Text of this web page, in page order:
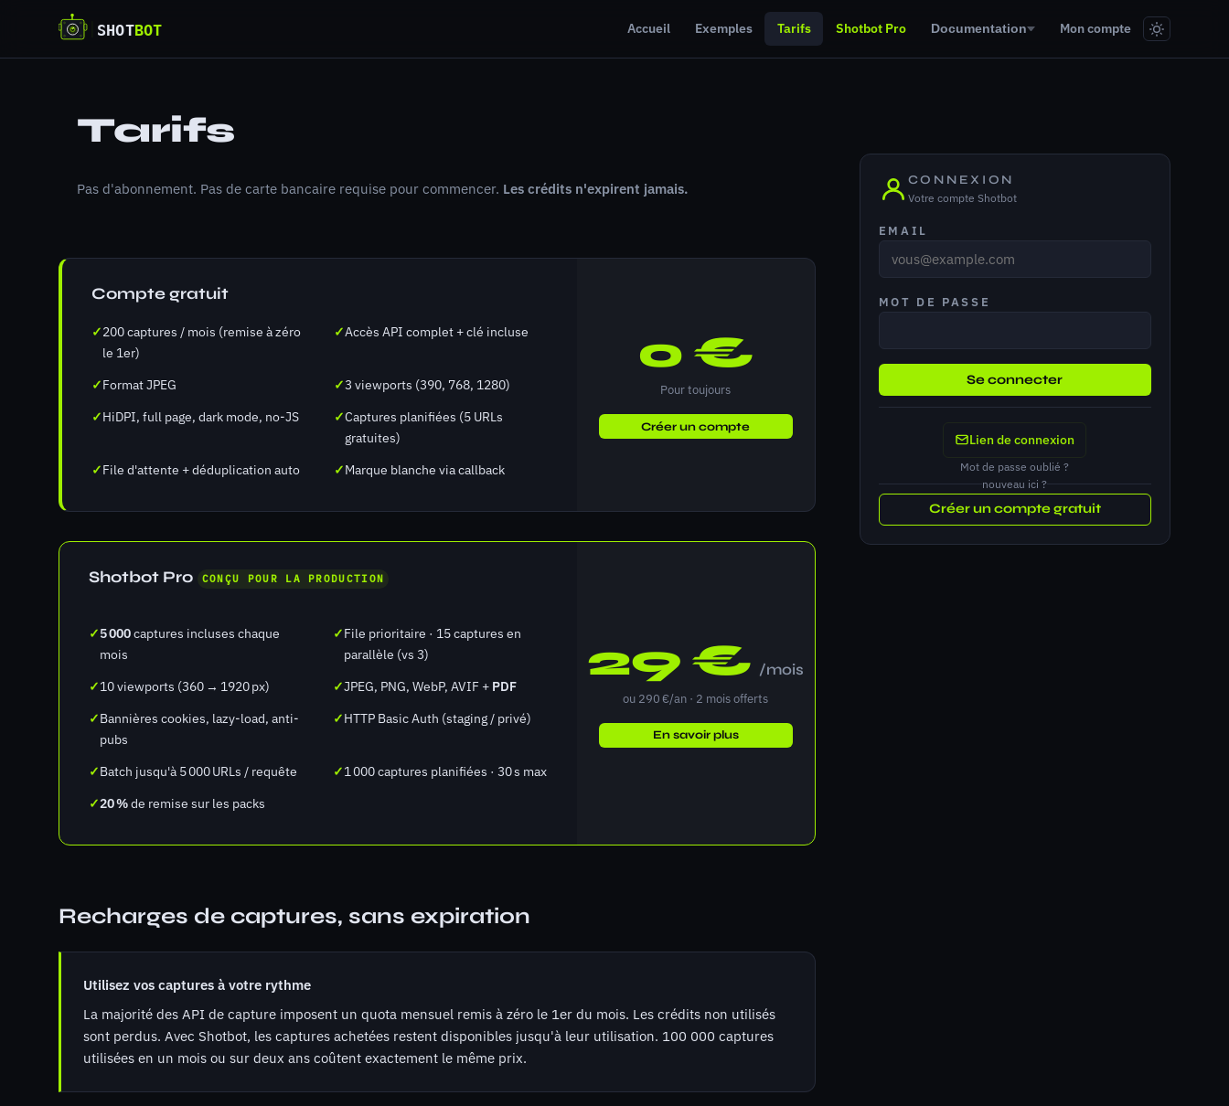
Accueil Exemples Tarifs Shotbot Pro Documentation Mon compte
Tarifs
Pas d'abonnement. Pas de carte bancaire requise pour commencer. Les crédits n'expirent jamais.
Compte gratuit
✓200 captures / mois (remise à zéro
le 1er)
✓Accès API complet + clé incluse
✓Format JPEG ✓3 viewports (390, 768, 1280)
✓HiDPI, full page, dark mode, no-JS ✓Captures planifiées (5 URLs
gratuites)
✓File d'attente + déduplication auto ✓Marque blanche via callback
0 €
Pour toujours
Créer un compte
Shotbot Pro CONÇU POUR LA PRODUCTION
✓5 000captures incluses chaque
mois
✓File prioritaire · 15 captures en
parallèle (vs 3)
✓10 viewports (360 → 1920 px) ✓JPEG, PNG, WebP, AVIF + PDF
✓Bannières cookies, lazy-load, anti-
pubs
✓HTTP Basic Auth (staging / privé)
✓Batch jusqu'à 5 000 URLs / requête ✓1 000 captures planifiées · 30 s max
✓20 %de remise sur les packs
29 € /mois
ou 290 €/an · 2 mois offerts
En savoir plus
Recharges de captures, sans expiration
Utilisez vos captures à votre rythme
La majorité des API de capture imposent un quota mensuel remis à zéro le 1er du mois. Les crédits non utilisés
sont perdus. Avec Shotbot, les captures achetées restent disponibles jusqu'à leur utilisation. 100 000 captures
utilisées en un mois ou sur deux ans coûtent exactement le même prix.
CONNEXION
Votre compte Shotbot
EMAIL
MOT DE PASSE
Se connecter
Lien de connexion
Mot de passe oublié ?
nouveau ici ?
Créer un compte gratuit